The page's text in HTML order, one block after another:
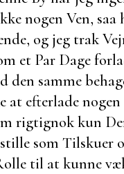
nogen Ven, saa
og jeg trak
et Par Dage
den samme
at efterlade
rigtignok kun
som Tilskuer
til at kunne